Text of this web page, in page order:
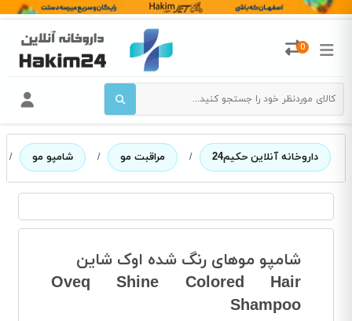
0
داروخانه آنلاین حکیم24 / مراقبت مو / شامپو مو /
شامپو موهای رنگ شده اوک شاین
Oveq Shine Colored Hair
Shampoo